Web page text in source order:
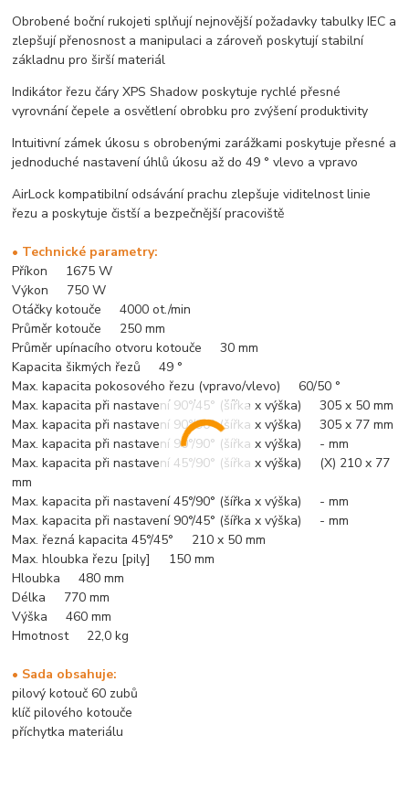
Obrobené boční rukojeti splňují nejnovější požadavky tabulky IEC a
zlepšují přenosnost a manipulaci a zároveň poskytují stabilní
základnu pro širší materiál
Indikátor řezu čáry XPS Shadow poskytuje rychlé přesné
vyrovnání čepele a osvětlení obrobku pro zvýšení produktivity
Intuitivní zámek úkosu s obrobenými zarážkami poskytuje přesné a
jednoduché nastavení úhlů úkosu až do 49 ° vlevo a vpravo
AirLock kompatibilní odsávání prachu zlepšuje viditelnost linie
řezu a poskytuje čistší a bezpečnější pracoviště
• Technické parametry:
Příkon 1675 W
Výkon 750 W
Otáčky kotouče 4000 ot./min
Průměr kotouče 250 mm
Průměr upínacího otvoru kotouče 30 mm
Kapacita šikmých řezů 49 °
Max. kapacita pokosového řezu (vpravo/vlevo) 60/50 °
Max. kapacita při nastavení 90°/45° (šířka x výška) 305 x 50 mm
Max. kapacita při nastavení 90°/90° (šířka x výška) 305 x 77 mm
Max. kapacita při nastavení 90°/90° (šířka x výška) - mm
Max. kapacita při nastavení 45°/90° (šířka x výška) (X) 210 x 77
mm
Max. kapacita při nastavení 45°/90° (šířka x výška) - mm
Max. kapacita při nastavení 90°/45° (šířka x výška) - mm
Max. řezná kapacita 45°/45° 210 x 50 mm
Max. hloubka řezu [pily] 150 mm
Hloubka 480 mm
Délka 770 mm
Výška 460 mm
Hmotnost 22,0 kg
• Sada obsahuje:
pilový kotouč 60 zubů
klíč pilového kotouče
příchytka materiálu